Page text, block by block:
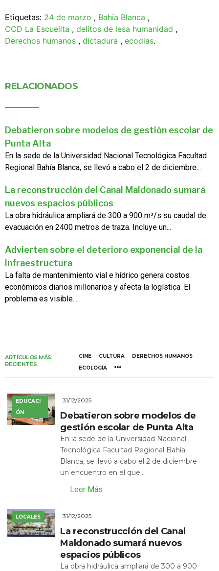
Etiquetas: 24 de marzo , Bahía Blanca ,
CCD La Escuelita , delitos de lesa humanidad ,
Derechos humanos , dictadura , ecodias.
RELACIONADOS
Debatieron sobre modelos de gestión escolar de
Punta Alta
En la sede de la Universidad Nacional Tecnológica Facultad
Regional Bahía Blanca, se llevó a cabo el 2 de diciembre...
La reconstrucción del Canal Maldonado sumará
nuevos espacios públicos
La obra hidráulica ampliará de 300 a 900 m³/s su caudal de
evacuación en 2400 metros de traza. Incluye un...
Advierten sobre el deterioro exponencial de la
infraestructura
La falta de mantenimiento vial e hídrico genera costos
económicos diarios millonarios y afecta la logística. El
problema es visible...
ARTÍCULOS MÁS
RECIENTES
CINE CULTURA
DERECHOS HUMANOS
ECOLOGÍA
EDUCACI
ÓN
31/12/2025
Debatieron sobre modelos de
gestión escolar de Punta Alta
En la sede de la Universidad Nacional
Tecnológica Facultad Regional Bahía
Blanca, se llevó a cabo el 2 de diciembre
un encuentro en el que...
Leer Más
LOCALES 31/12/2025
La reconstrucción del Canal
Maldonado sumará nuevos
espacios públicos
La obra hidráulica ampliará de 300 a 900